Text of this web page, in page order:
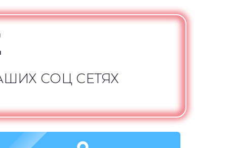
СОЦ СЕТЯХ